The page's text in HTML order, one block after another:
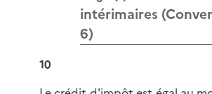
intérimaires
6)
10